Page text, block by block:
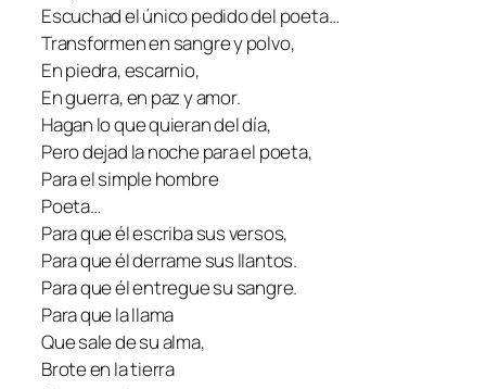
Escuchad el único pedido del poeta…
Transformen en sangre y polvo,
En piedra, escarnio,
En guerra, en paz y amor.
Hagan lo que quieran del día,
Pero dejad la noche para el poeta,
Para el simple hombre
Poeta…
Para que él escriba sus versos,
Para que él derrame sus llantos.
Para que él entregue su sangre.
Para que la llama
Que sale de su alma,
Brote en la tierra